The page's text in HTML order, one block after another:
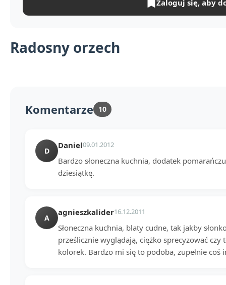
Radosny orzech
Zaloguj się, aby
Komentarze 10
D
Daniel09.01.2012
Bardzo słoneczna kuchnia, dodatek
dziesiątkę.
A
agnieszkalider16.12.2011
Słoneczna kuchnia, blaty cudne, tak jakby
prześlicznie wyglądają, ciężko sprecyzować
kolorek. Bardzo mi się to podoba, zupełnie coś